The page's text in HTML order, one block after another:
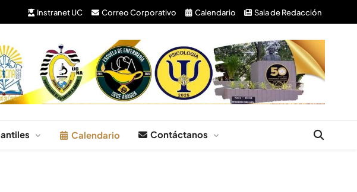
Instranet UC Correo Corporativo Calendario Sala de Redacción
Calendario Contáctanos